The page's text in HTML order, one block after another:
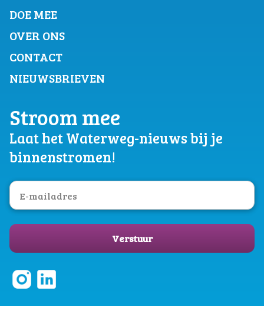
DOE MEE
OVER ONS
CONTACT
NIEUWSBRIEVEN
Stroom mee
Laat het Waterweg-nieuws bij je
binnenstromen!
Verstuur